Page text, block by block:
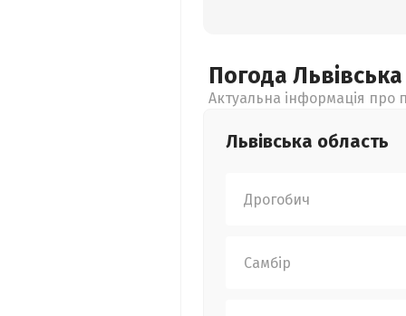
Погода
Актуальна інформація про
Львівська область
Дрогобич
Самбір